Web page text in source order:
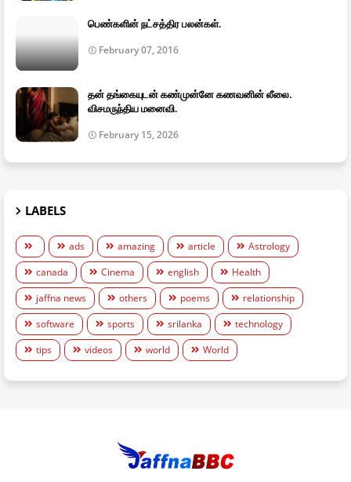
பெண்களின் நட்சத்திர பலன்கள்.
February 07, 2016
தன் தங்கையுடன் கண்முன்னே கணவனின் லீலை.
விசமருந்திய மனைவி.
February 15, 2026
LABELS
ads amazing article
Astrology
canada
Cinema english
Health
jaffna news
others poems
relationship
software
sports srilanka
technology
tips
videos world World